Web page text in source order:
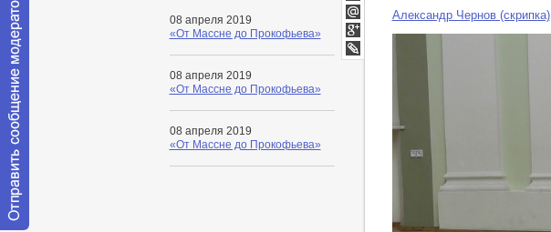
08 апреля 2019
«От Массне до Прокофьева»
08 апреля 2019
«От Массне до Прокофьева»
08 апреля 2019
«От Массне до Прокофьева»
Александр Чернов (скрипка)
Twitter
Мой
Мир
Google+
LiveJournal